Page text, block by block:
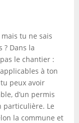
tu ne sais
? Dans la
le chantier :
à ton
peux avoir
d’un permis
particulière. Le
la commune et